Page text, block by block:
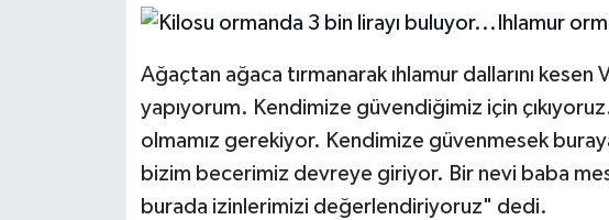
Ağaçtan ağaca tırmanarak ıhlamur dallarını kesen
yapıyorum. Kendimize güvendiğimiz için
olmamız gerekiyor. Kendimize güvenmesek
bizim becerimiz devreye giriyor. Bir nevi baba
burada izinlerimizi değerlendiriyoruz" dedi.